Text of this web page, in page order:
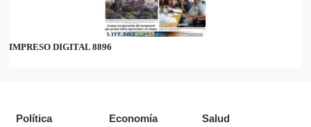
IMPRESO DIGITAL 8896
Política Economía
Salud